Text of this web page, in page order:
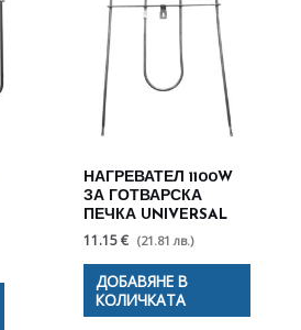
НАГРЕВАТЕЛ 1100W
ЗА ГОТВАРСКА
ПЕЧКА UNIVERSAL
11.15 € (21.81 лв.)
ДОБАВЯНЕ В
КОЛИЧКАТА